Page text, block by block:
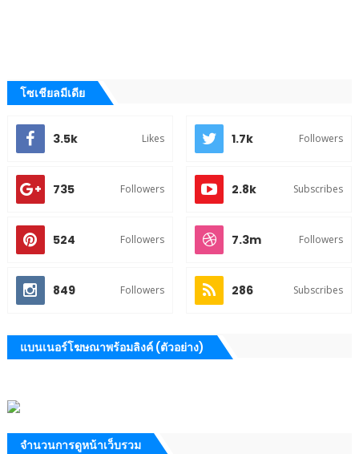
โซเชียลมีเดีย
3.5k Likes 1.7k Followers
735 Followers 2.8k Subscribes
524 Followers 7.3m Followers
849 Followers 286 Subscribes
แบนเนอร์โฆษณาพร้อมลิงค์ (ตัวอย่าง)
จำนวนการดูหน้าเว็บรวม